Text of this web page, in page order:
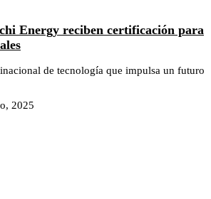
Energy reciben certificación para
de tecnología que impulsa un futuro
2025